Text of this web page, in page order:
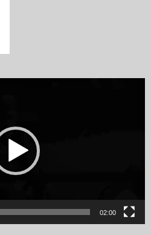
02:00